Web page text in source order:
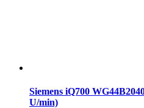
Siemens iQ700
U/min)